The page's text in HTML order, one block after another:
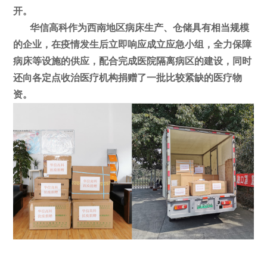
开。
华信高科作为西南地区病床生产、仓储具有相当规模
的企业，在疫情发生后立即响应成立应急小组，全力保障
病床等设施的供应，配合完成医院隔离病区的建设，同时
还向各定点收治医疗机构捐赠了一批比较紧缺的医疗物
资。